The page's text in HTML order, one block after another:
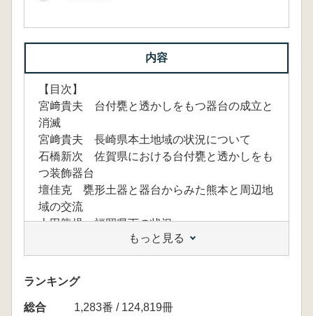
内容
【目次】
宮﨑貴夫 台付甕と透かしをもつ器台の成立と
消滅
宮﨑貴夫 長崎県本土地域の状況について
石橋新次 佐賀県における台付甕と透かしをも
つ装飾器台
壇佳克 甕形土器と器台からみた熊本と周辺地
域の交流
上田龍児 福岡県下の状況
中村直子・吉本美咲 鹿児島県域の台付甕と器
台
河野裕次・桒畑光博 宮崎県地域の状況につい
坪根伸也 大分県地域の状況について
もっと見る
ランキング
総合
1,283番 / 124,819冊